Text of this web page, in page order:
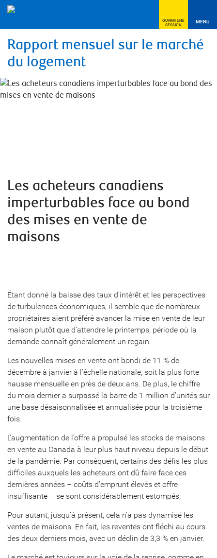
OUVRIR UNE
SESSION
MENU
Rapport mensuel sur le marché
du logement
Les acheteurs canadiens
imperturbables face au bond
des mises en vente de
maisons
Étant donné la baisse des taux d’intérêt et les perspectives
de turbulences économiques, il semble que de nombreux
propriétaires aient préféré avancer la mise en vente de leur
maison plutôt que d’attendre le printemps, période où la
demande connaît généralement un regain.
Les nouvelles mises en vente ont bondi de 11 % de
décembre à janvier à l’échelle nationale, soit la plus forte
hausse mensuelle en près de deux ans. De plus, le chiffre
du mois dernier a surpassé la barre de 1 million d’unités sur
une base désaisonnalisée et annualisée pour la troisième
fois.
L’augmentation de l’offre a propulsé les stocks de maisons
en vente au Canada à leur plus haut niveau depuis le début
de la pandémie. Par conséquent, certains des défis les plus
difficiles auxquels les acheteurs ont dû faire face ces
dernières années – coûts d’emprunt élevés et offre
insuffisante – se sont considérablement estompés.
Pour autant, jusqu’à présent, cela n’a pas dynamisé les
ventes de maisons. En fait, les reventes ont fléchi au cours
des deux derniers mois, avec un déclin de 3,3 % en janvier.